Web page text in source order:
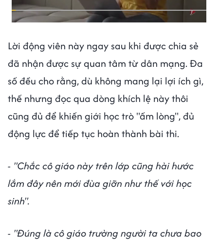
Lời động viên này ngay sau khi được chia sẻ
đã nhận được sự quan tâm từ dân mạng. Đa
số đều cho rằng, dù không mang lại lợi ích gì,
thế nhưng đọc qua dòng khích lệ này thôi
cũng đủ để khiến giới học trò "ấm lòng", đủ
động lực để tiếp tục hoàn thành bài thi.
- "Chắc cô giáo này trên lớp cũng hài hước
lắm đây nên mới đùa giỡn như thế với học
sinh".
- "Đúng là cô giáo trường người ta chưa bao